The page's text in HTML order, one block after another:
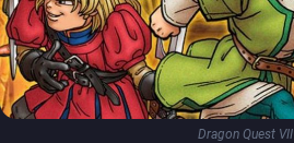
Dragon Quest VII